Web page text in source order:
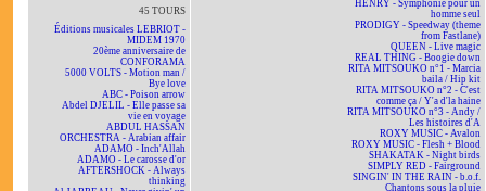
45 TOURS
Éditions musicales LEBRIOT -
MIDEM 1970
20ème anniversaire de
CONFORAMA
5000 VOLTS - Motion man /
Bye love
ABC - Poison arrow
Abdel DJELIL - Elle passe sa
vie en voyage
ABDUL HASSAN
ORCHESTRA - Arabian affair
ADAMO - Inch'Allah
ADAMO - Le carosse d'or
AFTERSHOCK - Always
thinking
HENRY - Symphonie pour un
homme seul
PRODIGY - Speedway (theme
from Fastlane)
QUEEN - Live magic
REAL THING - Boogie down
RITA MITSOUKO n°1 - Marcia
baila / Hip kit
RITA MITSOUKO n°2 - C'est
comme ça / Y'a d'la haine
RITA MITSOUKO n°3 - Andy /
Les histoires d'A
ROXY MUSIC - Avalon
ROXY MUSIC - Flesh + Blood
SHAKATAK - Night birds
SIMPLY RED - Fairground
SINGIN' IN THE RAIN - b.o.f.
Chantons sous la pluie